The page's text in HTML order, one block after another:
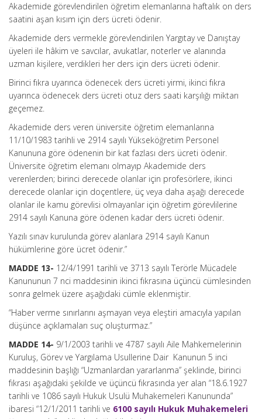
Akademide görevlendirilen öğretim elemanlarına haftalık on ders
saatini aşan kısım için ders ücreti ödenir.
Akademide ders vermekle görevlendirilen Yargıtay ve Danıştay
üyeleri ile hâkim ve savcılar, avukatlar, noterler ve alanında
uzman kişilere, verdikleri her ders için ders ücreti ödenir.
Birinci fıkra uyarınca ödenecek ders ücreti yirmi, ikinci fıkra
uyarınca ödenecek ders ücreti otuz ders saati karşılığı miktarı
geçemez.
Akademide ders veren üniversite öğretim elemanlarına
11/10/1983 tarihli ve 2914 sayılı Yükseköğretim Personel
Kanununa göre ödenenin bir kat fazlası ders ücreti ödenir.
Üniversite öğretim elemanı olmayıp Akademide ders
verenlerden; birinci derecede olanlar için profesörlere, ikinci
derecede olanlar için doçentlere, üç veya daha aşağı derecede
olanlar ile kamu görevlisi olmayanlar için öğretim görevlilerine
2914 sayılı Kanuna göre ödenen kadar ders ücreti ödenir.
Yazılı sınav kurulunda görev alanlara 2914 sayılı Kanun
hükümlerine göre ücret ödenir.”
MADDE 13- 12/4/1991 tarihli ve 3713 sayılı Terörle Mücadele
Kanununun 7 nci maddesinin ikinci fıkrasına üçüncü cümlesinden
sonra gelmek üzere aşağıdaki cümle eklenmiştir.
“Haber verme sınırlarını aşmayan veya eleştiri amacıyla yapılan
düşünce açıklamaları suç oluşturmaz.”
MADDE 14- 9/1/2003 tarihli ve 4787 sayılı Aile Mahkemelerinin
Kuruluş, Görev ve Yargılama Usullerine Dair Kanunun 5 inci
maddesinin başlığı “Uzmanlardan yararlanma” şeklinde, birinci
fıkrası aşağıdaki şekilde ve üçüncü fıkrasında yer alan “18.6.1927
tarihli ve 1086 sayılı Hukuk Usulü Muhakemeleri Kanununda”
ibaresi “12/1/2011 tarihli ve 6100 sayılı Hukuk Muhakemeleri